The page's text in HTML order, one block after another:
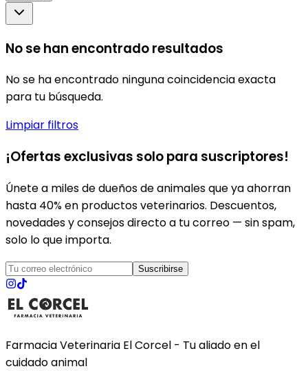
No se han encontrado resultados
No se ha encontrado ninguna coincidencia exacta
para tu búsqueda.
Limpiar filtros
¡Ofertas exclusivas solo para suscriptores!
Únete a miles de dueños de animales que ya ahorran
hasta 40% en productos veterinarios. Descuentos,
novedades y consejos directo a tu correo — sin spam,
solo lo que importa.
Suscribirse
Farmacia Veterinaria El Corcel - Tu aliado en el
cuidado animal